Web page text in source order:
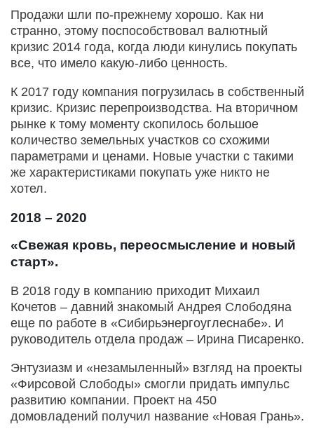
Продажи шли по-прежнему хорошо. Как ни
странно, этому поспособствовал валютный
кризис 2014 года, когда люди кинулись покупать
все, что имело какую-либо ценность.
К 2017 году компания погрузилась в собственный
кризис. Кризис перепроизводства. На вторичном
рынке к тому моменту скопилось большое
количество земельных участков со схожими
параметрами и ценами. Новые участки с такими
же характеристиками покупать уже никто не
хотел.
2018 – 2020
«Свежая кровь, переосмысление и новый
старт».
В 2018 году в компанию приходит Михаил
Кочетов – давний знакомый Андрея Слободяна
еще по работе в «Сибирьэнергоуглеснабе». И
руководитель отдела продаж – Ирина Писаренко.
Энтузиазм и «незамыленный» взгляд на проекты
«Фирсовой Слободы» смогли придать импульс
развитию компании. Проект на 450
домовладений получил название «Новая Грань».